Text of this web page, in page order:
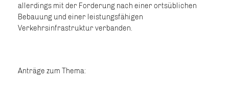
allerdings mit der Forderung nach einer ortsüblichen
Bebauung und einer leistungsfähigen
Verkehrsinfrastruktur verbanden.
Anträge zum Thema: